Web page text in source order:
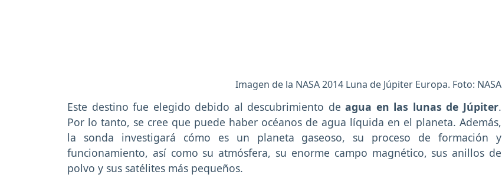
Imagen de la NASA 2014 Luna de Júpiter Europa. Foto: NASA
Este destino fue elegido debido al descubrimiento deagua en las lunas de Júpiter.
Por lo tanto, se cree que puede haber océanos de agua líquida en el planeta. Además,
la sonda investigará cómo es un planeta gaseoso, su proceso de formación y
funcionamiento, así como su atmósfera, su enorme campo magnético, sus anillos de
polvo y sus satélites más pequeños.